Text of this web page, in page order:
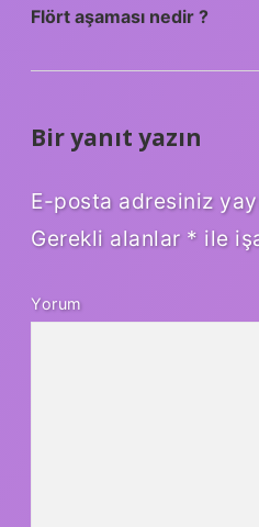
Flört aşaması nedir ?
Bir yanıt yazın
E-posta adresiniz
Gerekli alanlar * ile
Yorum